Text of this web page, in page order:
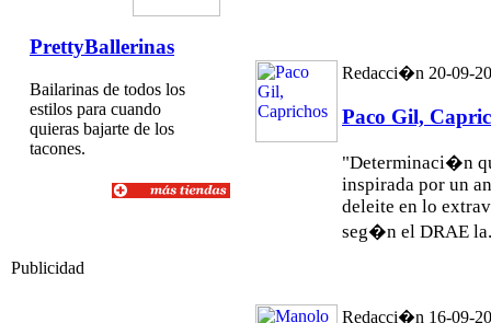
PrettyBallerinas
Bailarinas de todos los
estilos para cuando
quieras bajarte de los
tacones.
Publicidad
Redacci�n 20-09-
Paco Gil,
"Determinaci�n
inspirada por un
deleite en lo
seg�n el DRAE
Redacci�n 16-09-